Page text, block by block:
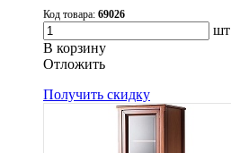
Код товара: 69026
шт
В корзину
Oтложить
Получить скидку